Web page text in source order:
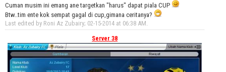
Cuman musim ini emang ane targetkan "harus" dapat piala CUP
Btw..tim ente kok sempat gagal di cup,gimana ceritanya?
Last edited by Roni Az Zubairy; 02-15-2014 at 06:38 AM.
Server 38